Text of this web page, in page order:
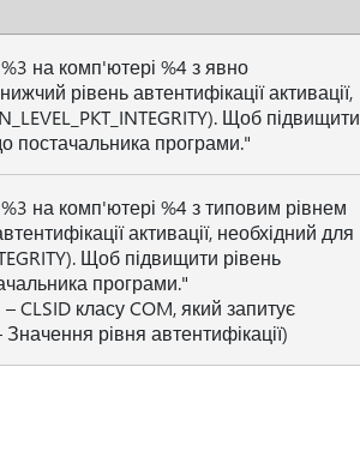
на комп'ютері %4 з явно
рівень автентифікації активації,
Щоб підвищити
постачальника програми."
на комп'ютері %4 з типовим рівнем
активації, необхідний для
Щоб підвищити рівень
програми."
CLSID класу COM, який запитує
рівня автентифікації)